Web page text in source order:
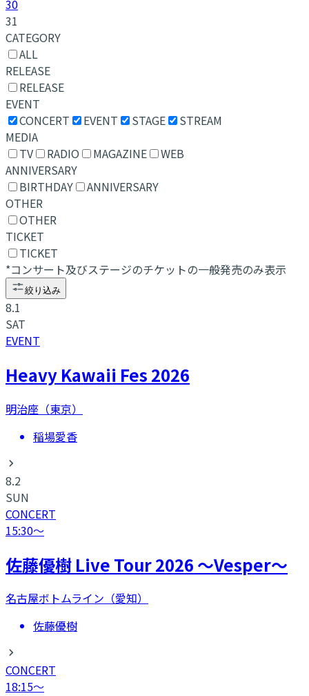
30
31
CATEGORY
ALL
RELEASE
RELEASE
EVENT
CONCERT
EVENT STAGE
STREAM
MEDIA
TV
RADIO MAGAZINE
WEB
ANNIVERSARY
BIRTHDAY
ANNIVERSARY
OTHER
OTHER
TICKET
TICKET
*コンサート及びステージのチケットの一般発売のみ表示
絞り込み
8.1
SAT
EVENT
Heavy Kawaii Fes 2026
明治座（東京）
稲場愛香
8.2
SUN
CONCERT
15:30〜
​佐藤優樹 Live Tour 2026 〜Vesper〜
名古屋ボトムライン（愛知）
佐藤優樹
CONCERT
18:15〜